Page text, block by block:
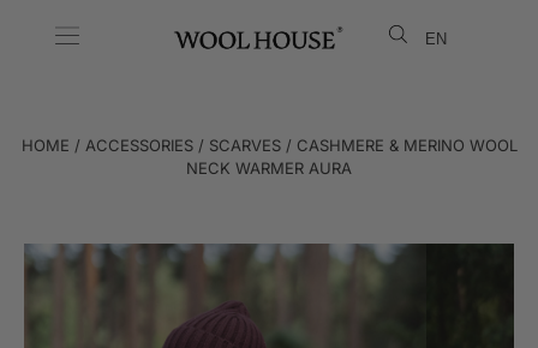
EN
LT
HOME / ACCESSORIES/ SCARVES/ CASHMERE & MERINO WOOL
NECK WARMER AURA